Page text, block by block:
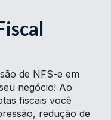
de NFS-e em
negócio! Ao
fiscais você
redução de